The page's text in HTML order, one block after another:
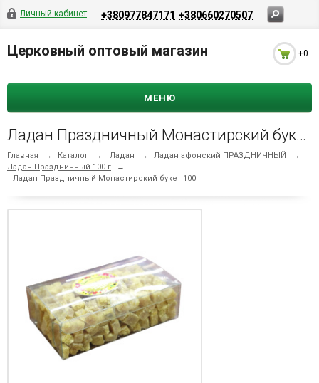
Личный кабинет +380977847171 +380660270507
Церковный оптовый магазин +0
МЕНЮ
Ладан Праздничный Монастирский букет 100 г
Главная → Каталог → Ладан → Ладан афонский ПРАЗДНИЧНЫЙ
→
Ладан Праздничный 100 г
→
Ладан Праздничный Монастирский букет 100 г